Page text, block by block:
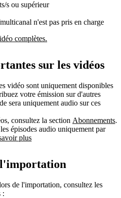
s ou supérieur
n'est pas pris en charge
complètes.
sur les vidéos
vidéo sont uniquement disponibles
votre émission sur d'autres
sera uniquement audio sur ces
consultez la section Abonnements.
épisodes audio uniquement par
plus
l'importation
de l'importation, consultez les
: